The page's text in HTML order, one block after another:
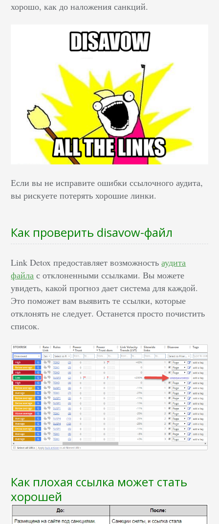
хорошо, как до наложения санкций.
Если вы не исправите ошибки ссылочного аудита,
вы рискуете потерять хорошие линки.
Как проверить disavow-файл
Link Detox предоставляет возможностьаудита
файла с отклоненными ссылками. Вы можете
увидеть, какой прогноз дает система для каждой.
Это поможет вам выявить те ссылки, которые
отклонять не следует. Останется просто почистить
список.
Как плохая ссылка может стать
хорошей